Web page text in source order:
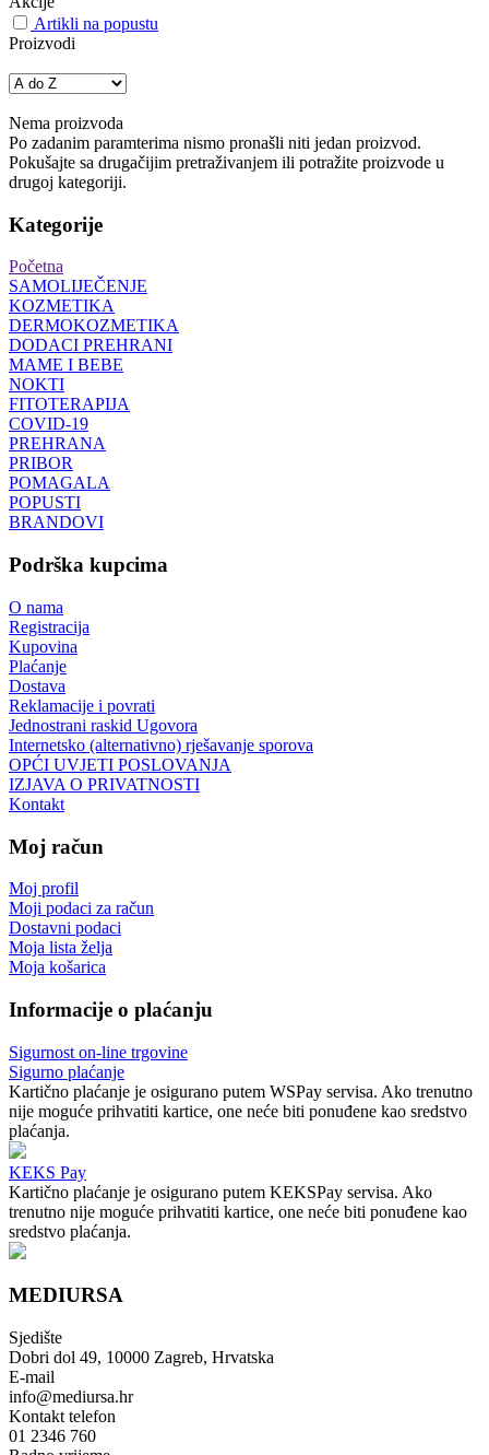
Artikli na popustu
Proizvodi
Nema proizvoda
Po zadanim paramterima nismo pronašli niti jedan proizvod.
Pokušajte sa drugačijim pretraživanjem ili potražite proizvode u
drugoj kategoriji.
Kategorije
Početna
SAMOLIJEČENJE
KOZMETIKA
DERMOKOZMETIKA
DODACI PREHRANI
MAME I BEBE
NOKTI
FITOTERAPIJA
COVID-19
PREHRANA
PRIBOR
POMAGALA
POPUSTI
BRANDOVI
Podrška kupcima
O nama
Registracija
Kupovina
Plaćanje
Dostava
Reklamacije i povrati
Jednostrani raskid Ugovora
Internetsko (alternativno) rješavanje sporova
OPĆI UVJETI POSLOVANJA
IZJAVA O PRIVATNOSTI
Kontakt
Moj račun
Moj profil
Moji podaci za račun
Dostavni podaci
Moja lista želja
Moja košarica
Informacije o plaćanju
Sigurnost on-line trgovine
Sigurno plaćanje
Kartično plaćanje je osigurano putem WSPay servisa. Ako trenutno
nije moguće prihvatiti kartice, one neće biti ponuđene kao sredstvo
plaćanja.
KEKS Pay
Kartično plaćanje je osigurano putem KEKSPay servisa. Ako
trenutno nije moguće prihvatiti kartice, one neće biti ponuđene kao
sredstvo plaćanja.
MEDIURSA
Sjedište
Dobri dol 49, 10000 Zagreb, Hrvatska
E-mail
info@mediursa.hr
Kontakt telefon
01 2346 760